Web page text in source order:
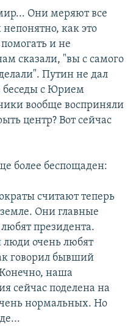
Они меряют все
как это
и не
сказали, "вы с самого
Путин не дал
беседы с Юрием
вообще восприняли
центр? Вот сейчас
более беспощаден:
считают теперь
Они главные
президента.
люди очень любят
говорил бывший
наша
сейчас поделена на
нормальных. Но